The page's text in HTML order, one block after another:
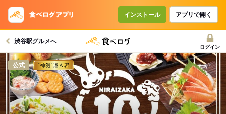
インストール アプリで開く
渋谷駅グルメへ
ログイン
公式
コースで使えるクーポン
戻る
クーポンを利用せず予約する